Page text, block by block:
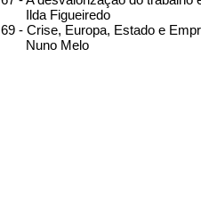
Ilda Figueiredo
69 - Crise, Europa, Estado e
Nuno Melo